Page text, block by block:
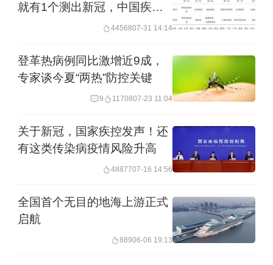
是提醒人们在旅行前应做好充分预案，
在旅行过程中也应采取个人防护措施。
比如为了减少邮轮上感染的风险，建议
经常洗手，减少高频接触的物体表面。
事实上，邮轮针对可能出现的公共卫生
事件已经有一套完善的应对方式，一旦
有疫情暴发，也能迅速采取隔离措施，
并对受影响的乘客进行一定程度的医疗
就有1个测出新冠，中国疾控
称新冠还在中流行水平
4456807-31 14:14
登革热病例同比激增近9成，
专家谈今夏“两热”防控关键
9 1170807-23 11:04
关于新冠，国家疾控发声！还
有这类传染病疫情风险升高
4887707-16 14:56
全国首个无目的地海上游正式
启航
88906-06 19:13